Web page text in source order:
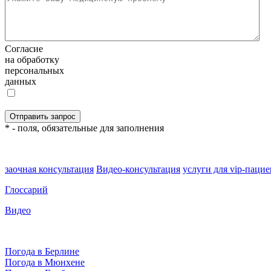
Согласие
на обработку
персональных
данных
* - поля, обязательные для заполнения
заочная консультация Видео-консультация услуги для vip-
Глоссарий
Видео
Погода в Берлине
Погода в Мюнхене